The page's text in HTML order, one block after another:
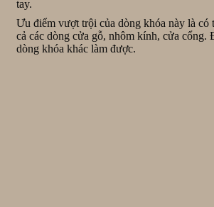
tay.
Ưu điểm vượt trội của dòng khóa này là có
cả các dòng cửa gỗ, nhôm kính, cửa cổng.
dòng khóa khác làm được.